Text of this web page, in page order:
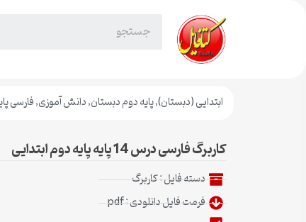
ابتدایی (دبستان),پایه دوم دبستان,دانش آموزی,فارسی
کاربرگ فارسی درس 14 پایه پایه دوم ابتدایی
دسته فایل :کاربرگ
فرمت فایل دانلودی : pdf